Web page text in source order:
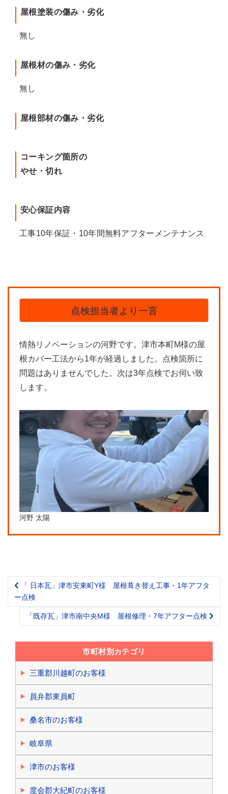
屋根塗装の傷み・劣化
無し
屋根材の傷み・劣化
無し
屋根部材の傷み・劣化
コーキング箇所の
やせ・切れ
安心保証内容
工事10年保証・10年間無料アフターメンテナンス
点検担当者より一言
情熱リノベーションの河野です。津市本町M様の屋
根カバー工法から1年が経過しました。点検箇所に
問題はありませんでした。次は3年点検でお伺い致
します。
河野 太陽
Post
navigation
「 日本瓦」津市安東町Y様 屋根葺き替え工事・1年アフタ
ー点検
「既存瓦」津市南中央M様 屋根修理・7年アフター点検
市町村別カテゴリ
三重郡川越町のお客様
員弁郡東員町
桑名市のお客様
岐阜県
津市のお客様
度会郡大紀町のお客様